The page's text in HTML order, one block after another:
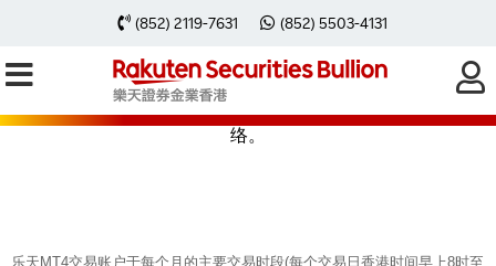
(852) 2119-7631 (852) 5503-4131
感谢您登记「金银转仓推广」
如有任何查询，欢迎致电 (852) 2119 7631，WhatsApp (852)
5503 4131或电邮至 info@bullion.rakuten.com.hk 与我们联
络。
乐天MT4交易账户于每个月的主要交易时段(每个交易日香港时间早上8时至